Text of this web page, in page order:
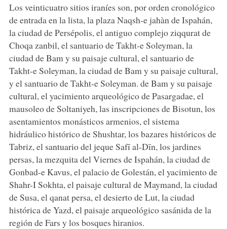
Los veinticuatro sitios iraníes son, por orden cronológico
de entrada en la lista, la plaza Naqsh-e jahàn de Ispahán,
la ciudad de Persépolis, el antiguo complejo ziqqurat de
Choqa zanbil, el santuario de Takht-e Soleyman, la
ciudad de Bam y su paisaje cultural, el santuario de
Takht-e Soleyman, la ciudad de Bam y su paisaje cultural,
y el santuario de Takht-e Soleyman. de Bam y su paisaje
cultural, el yacimiento arqueológico de Pasargadae, el
mausoleo de Soltaniyeh, las inscripciones de Bisotun, los
asentamientos monásticos armenios, el sistema
hidráulico histórico de Shushtar, los bazares históricos de
Tabriz, el santuario del jeque Safī al-Dīn, los jardines
persas, la mezquita del Viernes de Ispahán, la ciudad de
Gonbad-e Kavus, el palacio de Golestán, el yacimiento de
Shahr-I Sokhta, el paisaje cultural de Maymand, la ciudad
de Susa, el qanat persa, el desierto de Lut, la ciudad
histórica de Yazd, el paisaje arqueológico sasánida de la
región de Fars y los bosques hiranios.